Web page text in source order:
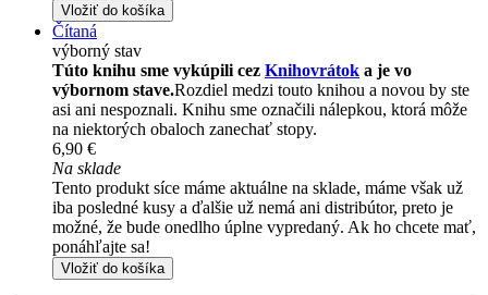
Vložiť do košíka
Čítaná
výborný stav
Túto knihu sme vykúpili cez Knihovrátok a je vo
výbornom stave.Rozdiel medzi touto knihou a novou by ste
asi ani nespoznali. Knihu sme označili nálepkou, ktorá môže
na niektorých obaloch zanechať stopy.
6,90 €
Na sklade
Tento produkt síce máme aktuálne na sklade, máme však už
iba posledné kusy a ďalšie už nemá ani distribútor, preto je
možné, že bude onedlho úplne vypredaný. Ak ho chcete mať,
ponáhľajte sa!
Vložiť do košíka